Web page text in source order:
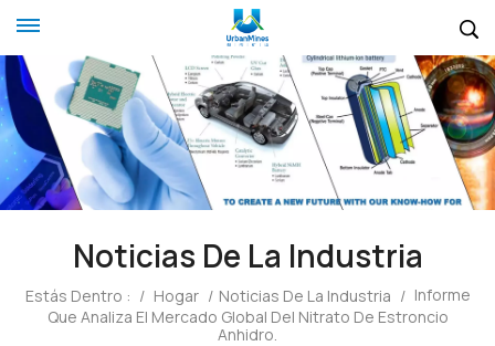
Noticias De La Industria
Estás Dentro : / Hogar / Noticias De La Industria / Informe
Que Analiza El Mercado Global Del Nitrato De Estroncio
Anhidro.